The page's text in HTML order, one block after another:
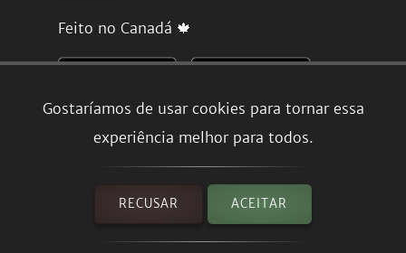
Gostaríamos de usar cookies para tornar essa
experiência melhor para todos.
RECUSAR ACEITAR
Feito no Canadá 🍁